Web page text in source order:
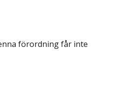
förordning får inte